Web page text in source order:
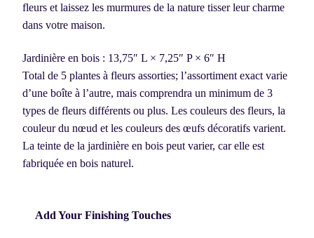
fleurs et laissez les murmures de la nature tisser leur charme
dans votre maison.
Jardinière en bois : 13,75″ L × 7,25″ P × 6″ H
Total de 5 plantes à fleurs assorties; l’assortiment exact varie
d’une boîte à l’autre, mais comprendra un minimum de 3
types de fleurs différents ou plus. Les couleurs des fleurs, la
couleur du nœud et les couleurs des œufs décoratifs varient.
La teinte de la jardinière en bois peut varier, car elle est
fabriquée en bois naturel.
Add Your Finishing Touches